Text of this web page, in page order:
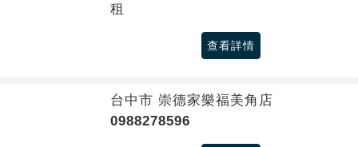
租
查看詳情
台中市 崇德家樂福美角店
0988278596